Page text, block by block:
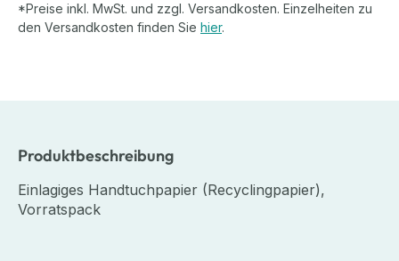
*Preise inkl. MwSt. und zzgl. Versandkosten. Einzelheiten zu
den Versandkosten finden Sie hier.
Produktbeschreibung
Einlagiges Handtuchpapier (Recyclingpapier),
Vorratspack